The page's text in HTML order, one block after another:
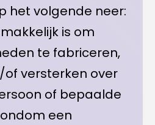
het volgende neer:
is om
te fabriceren,
versterken over
of bepaalde
een